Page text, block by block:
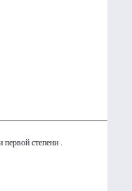
первой степени .